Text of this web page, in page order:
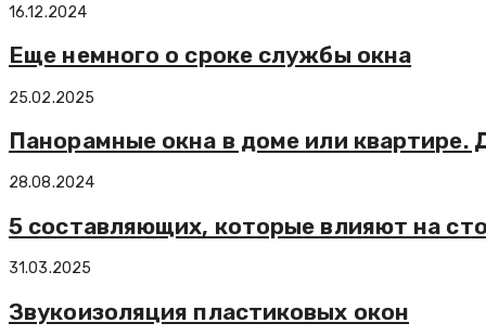
16.12.2024
Еще немного о сроке службы окна
25.02.2025
Панорамные окна в доме или квартире.
28.08.2024
5 составляющих, которые влияют на
31.03.2025
Звукоизоляция пластиковых окон